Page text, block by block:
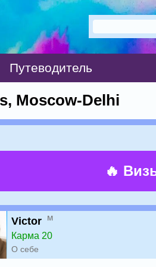
Путеводитель
Moscow-Delhi
🔥
Victor м
Карма 20
О себе